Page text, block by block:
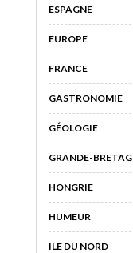
ESPAGNE
EUROPE
FRANCE
GASTRONOMIE
GÉOLOGIE
GRANDE-
HONGRIE
HUMEUR
ILE DU NORD